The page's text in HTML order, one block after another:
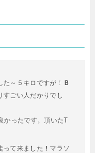
た～５キロですが！ Ｂ
すごい人だかりでし
かったです。頂いたT
って来ました！マラソ